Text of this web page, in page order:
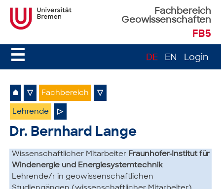
Fachbereich
Geowissenschaften
FB5
☰ DE EN Login
⌂ ▽ Fachbereich ▽
Lehrende ▷
Dr. Bernhard Lange
Wissenschaftlicher Mitarbeiter Fraunhofer-Institut für
Windenergie und Energiesystemtechnik
Lehrende/r in geowissenschaftlichen